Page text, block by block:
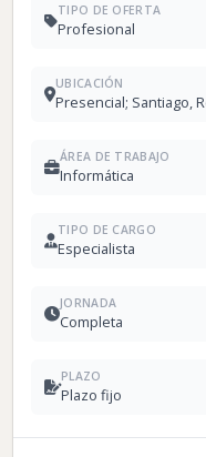
TIPO DE OFERTA
Profesional
UBICACIÓN
Presencial; Santiago,
ÁREA DE TRABAJO
Informática
TIPO DE CARGO
Especialista
JORNADA
Completa
PLAZO
Plazo fijo